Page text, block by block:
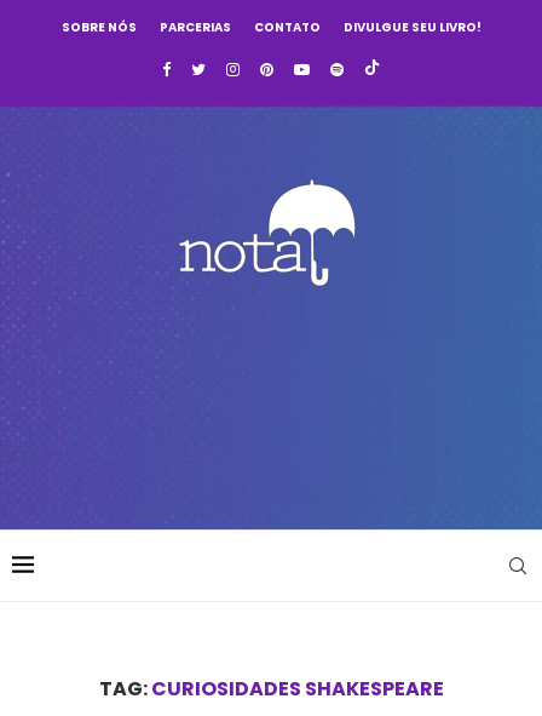
SOBRE NÓS PARCERIAS CONTATO DIVULGUE SEU LIVRO!
TAG:CURIOSIDADES SHAKESPEARE